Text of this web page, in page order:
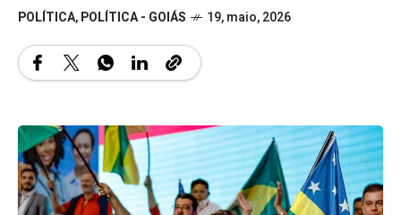
POLÍTICA,POLÍTICA - GOIÁS 19, maio, 2026